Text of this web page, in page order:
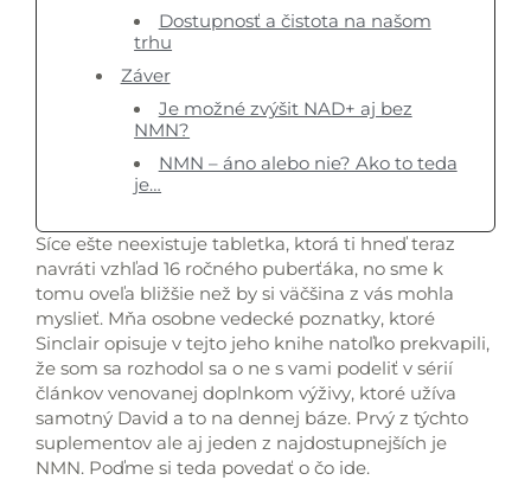
Dostupnosť a čistota na našom
trhu
Záver
Je možné zvýšit NAD+ aj bez
NMN?
NMN – áno alebo nie? Ako to teda
je…
Síce ešte neexistuje tabletka, ktorá ti hneď teraz
navráti vzhľad 16 ročného puberťáka, no sme k
tomu oveľa bližšie než by si väčšina z vás mohla
myslieť. Mňa osobne vedecké poznatky, ktoré
Sinclair opisuje v tejto jeho knihe natoľko prekvapili,
že som sa rozhodol sa o ne s vami podeliť v sérií
článkov venovanej doplnkom výživy, ktoré užíva
samotný David a to na dennej báze. Prvý z týchto
suplementov ale aj jeden z najdostupnejších je
NMN. Poďme si teda povedať o čo ide.